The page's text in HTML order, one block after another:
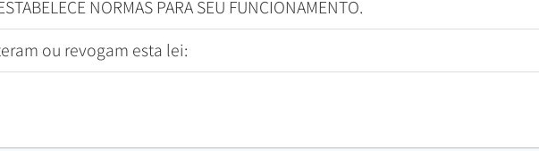
NORMAS PARA SEU FUNCIONAMENTO.
ou revogam esta lei: